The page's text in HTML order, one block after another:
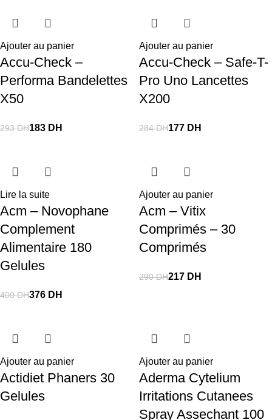
Ajouter au panier
Accu-Check –
Performa Bandelettes
X50
293DH183 DH
Ajouter au panier
Accu-Check – Safe-T-
Pro Uno Lancettes
X200
284DH177 DH
Lire la suite
Acm – Novophane
Complement
Alimentaire 180
Gelules
400DH376 DH
Ajouter au panier
Acm – Vitix
Comprimés – 30
Comprimés
290DH217 DH
Ajouter au panier
Actidiet Phaners 30
Gelules
Ajouter au panier
Aderma Cytelium
Irritations Cutanees
Spray Assechant 100